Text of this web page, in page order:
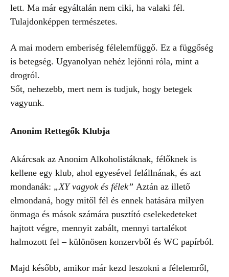
lett. Ma már egyáltalán nem ciki, ha valaki fél.
Tulajdonképpen természetes.
A mai modern emberiség félelemfüggő. Ez a függőség
is betegség. Ugyanolyan nehéz lejönni róla, mint a
drogról.
Sőt, nehezebb, mert nem is tudjuk, hogy betegek
vagyunk.
Anonim Rettegők Klubja
Akárcsak az Anonim Alkoholistáknak, félőknek is
kellene egy klub, ahol egyesével felállnának, és azt
mondanák: „XY vagyok és félek” Aztán az illető
elmondaná, hogy mitől fél és ennek hatására milyen
önmaga és mások számára pusztító cselekedeteket
hajtott végre, mennyit zabált, mennyi tartalékot
halmozott fel – különösen konzervből és WC papírból.
Majd később, amikor már kezd leszokni a félelemről,